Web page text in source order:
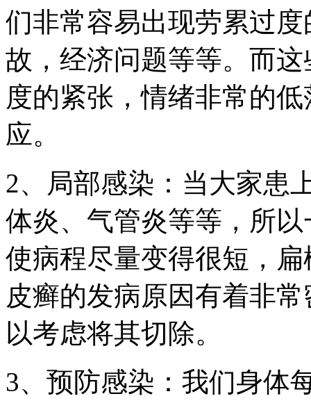
们非常容易出现劳累过
故，经济问题等等。而
度的紧张，情绪非常的
应。
2、局部感染：当大家患
体炎、气管炎等等，所
使病程尽量变得很短，
皮癣的发病原因有着非
以考虑将其切除。
3、预防感染：我们身体